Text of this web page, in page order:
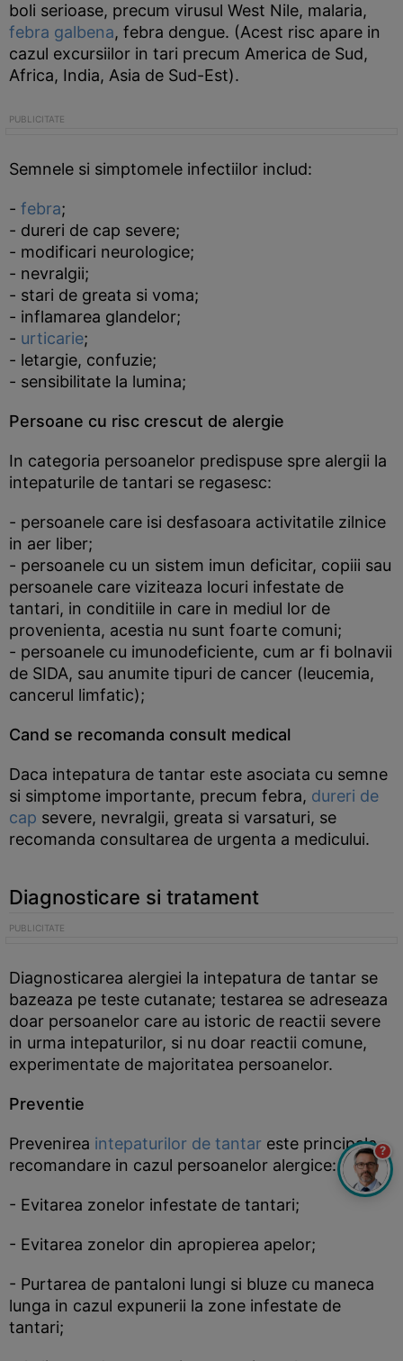
boli serioase, precum virusul West Nile, malaria,
febra galbena, febra dengue. (Acest risc apare in
cazul excursiilor in tari precum America de Sud,
Africa, India, Asia de Sud-Est).
Semnele si simptomele infectiilor includ:
- febra;
- dureri de cap severe;
- modificari neurologice;
- nevralgii;
- stari de greata si voma;
- inflamarea glandelor;
- urticarie;
- letargie, confuzie;
- sensibilitate la lumina;
Persoane cu risc crescut de alergie
In categoria persoanelor predispuse spre alergii la
intepaturile de tantari se regasesc:
- persoanele care isi desfasoara activitatile zilnice
in aer liber;
- persoanele cu un sistem imun deficitar, copiii sau
persoanele care viziteaza locuri infestate de
tantari, in conditiile in care in mediul lor de
provenienta, acestia nu sunt foarte comuni;
- persoanele cu imunodeficiente, cum ar fi bolnavii
de SIDA, sau anumite tipuri de cancer (leucemia,
cancerul limfatic);
Cand se recomanda consult medical
Daca intepatura de tantar este asociata cu semne
si simptome importante, precum febra, dureri de
cap severe, nevralgii, greata si varsaturi, se
recomanda consultarea de urgenta a medicului.
Diagnosticare si tratament
Diagnosticarea alergiei la intepatura de tantar se
bazeaza pe teste cutanate; testarea se adreseaza
doar persoanelor care au istoric de reactii severe
in urma intepaturilor, si nu doar reactii comune,
experimentate de majoritatea persoanelor.
Preventie
Prevenirea intepaturilor de tantar este principala
recomandare in cazul persoanelor alergice:
- Evitarea zonelor infestate de tantari;
- Evitarea zonelor din apropierea apelor;
- Purtarea de pantaloni lungi si bluze cu maneca
lunga in cazul expunerii la zone infestate de
tantari;
?